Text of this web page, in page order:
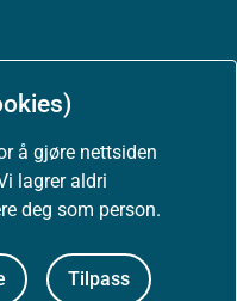
å gjøre nettsiden
lagrer aldri
deg som person.
Tilpass